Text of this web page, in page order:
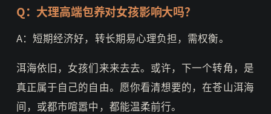
Q：大理高端包养对女孩影响大吗？
A：短期经济好，转长期易心理负担，需权衡。
洱海依旧，女孩们来来去去。或许，下一个转角，是
真正属于自己的自由。愿你看清想要的，在苍山洱海
间，或都市喧嚣中，都能温柔前行。